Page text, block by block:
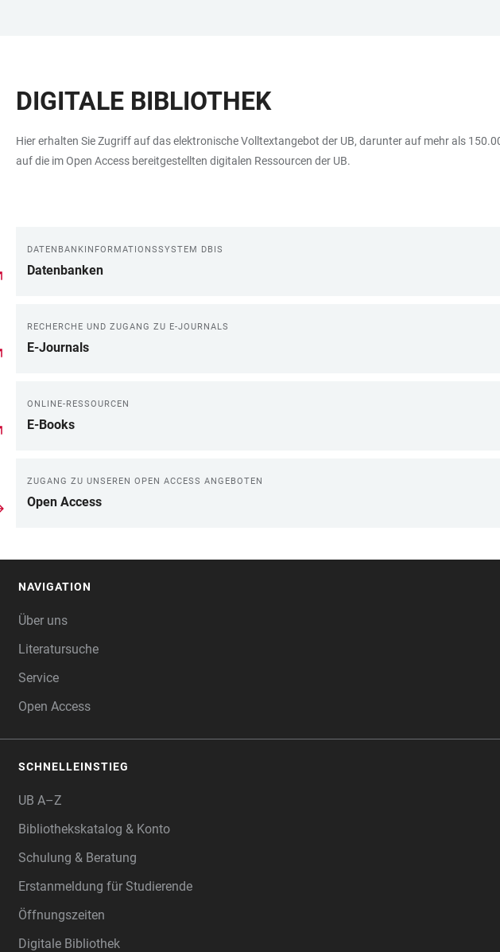
DIGITALE BIBLIOTHEK
Hier erhalten Sie Zugriff auf das elektronische Volltextangebot der UB, darunter auf mehr als
auf die im Open Access bereitgestellten digitalen Ressourcen der UB.
LINKS
DATENBANKINFORMATIONSSYSTEM DBIS
Datenbanken
RECHERCHE UND ZUGANG ZU E-JOURNALS
E-Journals
ONLINE-RESSOURCEN
E-Books
ZUGANG ZU UNSEREN OPEN ACCESS ANGEBOTEN
Open Access
NAVIGATION
Über uns
Literatursuche
Service
Open Access
SCHNELLEINSTIEG
UB A–Z
Bibliothekskatalog & Konto
Schulung & Beratung
Erstanmeldung für Studierende
Öffnungszeiten
Digitale Bibliothek